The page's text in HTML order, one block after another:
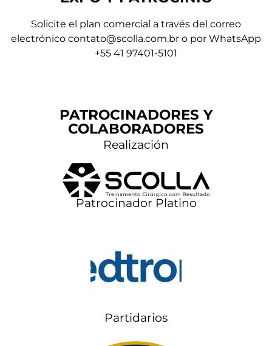
Solicite el plan comercial a través del correo
electrónico contato@scolla.com.br o por WhatsApp
+55 41 97401-5101
PATROCINADORES Y
COLABORADORES
Realización
Patrocinador Platino
Partidarios